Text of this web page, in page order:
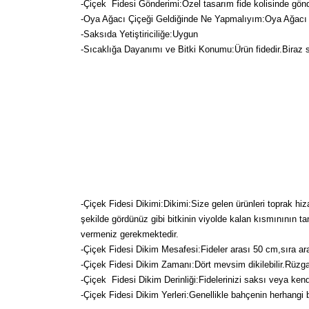
-Çiçek Fidesi Gönderimi:Özel tasarım fide kolisinde
-Oya Ağacı Çiçeği Geldiğinde Ne Yapmalıyım:Oya
-Saksıda Yetiştiriciliğe:Uygun
-Sıcaklığa Dayanımı ve Bitki Konumu:Ürün
-Çiçek Fidesi Dikimi: Dikimi:Size gelen ürünleri toprak
şekilde gördünüz gibi bitkinin viyolde kalan kısmınının
vermeniz gerekmektedir.
-Çiçek Fidesi Dikim Mesafesi:Fideler arası 50 cm,sıra
-Çiçek Fidesi Dikim Zamanı:Dört mevsim
-Çiçek Fidesi Dikim Derinliği:Fidelerinizi saksı veya
-Çiçek Fidesi Dikim Yerleri:Genellikle bahçenin